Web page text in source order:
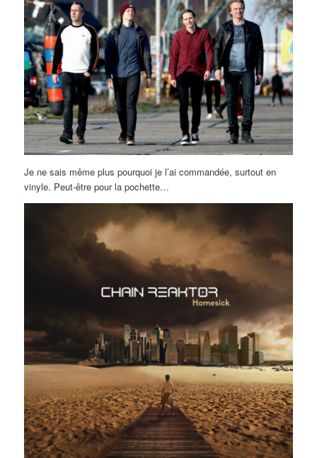
Je ne sais même plus pourquoi je l’ai commandée, surtout en
vinyle. Peut-être pour la pochette…